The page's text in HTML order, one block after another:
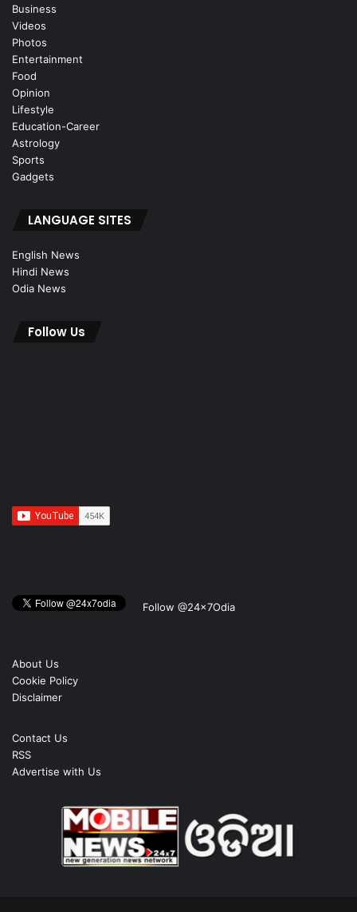
Business
Videos
Photos
Entertainment
Food
Opinion
Lifestyle
Education-Career
Astrology
Sports
Gadgets
LANGUAGE SITES
English News
Hindi News
Odia News
Follow Us
Follow @24x7Odia
About Us
Cookie Policy
Disclaimer
Contact Us
RSS
Advertise with Us